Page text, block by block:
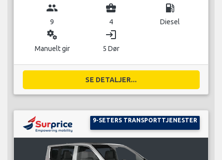
group
9
business_center
4
local_gas_station
Diesel
miscellaneous_services
Manuelt gir
login
5 Dør
SE DETALJER...
9-SETERS TRANSPORTTJENESTER